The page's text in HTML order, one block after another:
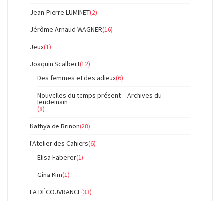
Jean-Pierre LUMINET(2)
Jérôme-Arnaud WAGNER(16)
Jeux(1)
Joaquin Scalbert(12)
Des femmes et des adieux(6)
Nouvelles du temps présent – Archives du
lendemain
(8)
Kathya de Brinon(28)
l'Atelier des Cahiers(6)
Elisa Haberer(1)
Gina Kim(1)
LA DÉCOUVRANCE(33)